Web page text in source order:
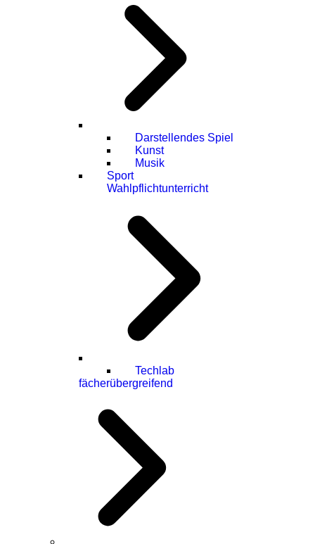
Darstellendes Spiel
Kunst
Musik
Sport
Wahlpflichtunterricht
Techlab
fächerübergreifend